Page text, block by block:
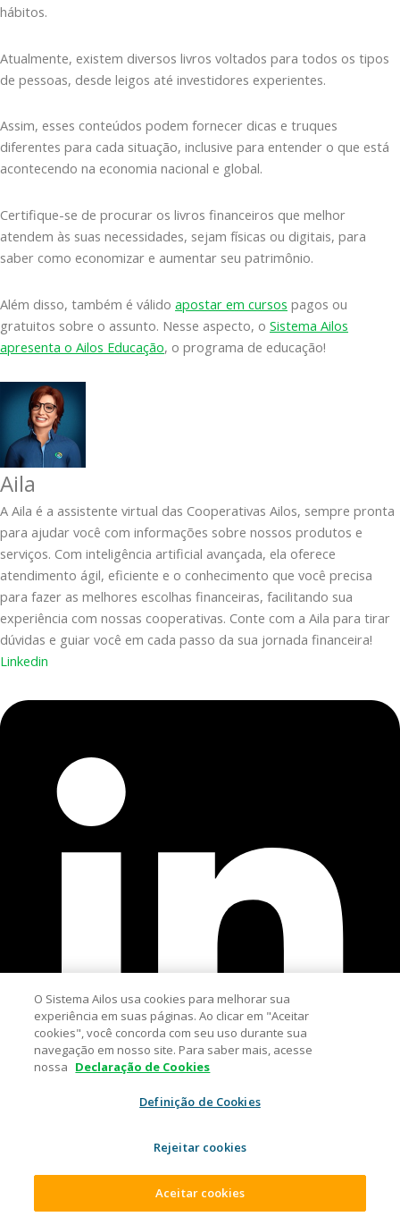
hábitos.
Atualmente, existem diversos livros voltados para todos os tipos
de pessoas, desde leigos até investidores experientes.
Assim, esses conteúdos podem fornecer dicas e truques
diferentes para cada situação, inclusive para entender o que está
acontecendo na economia nacional e global.
Certifique-se de procurar os livros financeiros que melhor
atendem às suas necessidades, sejam físicas ou digitais, para
saber como economizar e aumentar seu patrimônio.
Além disso, também é válido apostar em cursos pagos ou
gratuitos sobre o assunto. Nesse aspecto, o Sistema Ailos
apresenta o Ailos Educação, o programa de educação!
Aila
A Aila é a assistente virtual das Cooperativas Ailos, sempre pronta
para ajudar você com informações sobre nossos produtos e
serviços. Com inteligência artificial avançada, ela oferece
atendimento ágil, eficiente e o conhecimento que você precisa
para fazer as melhores escolhas financeiras, facilitando sua
experiência com nossas cooperativas. Conte com a Aila para tirar
dúvidas e guiar você em cada passo da sua jornada financeira!
Linkedin
O Sistema Ailos usa cookies para melhorar sua
experiência em suas páginas. Ao clicar em "Aceitar
cookies", você concorda com seu uso durante sua
navegação em nosso site. Para saber mais, acesse
nossa Declaração de Cookies
Definição de Cookies
Rejeitar cookies
Aceitar cookies